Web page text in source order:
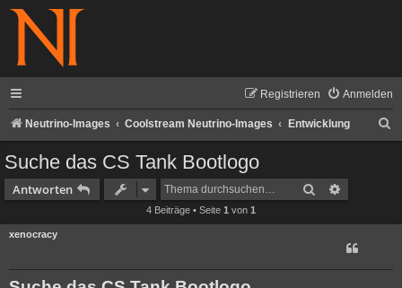
Anmelden
Registrieren
Neutrino-Images Coolstream Neutrino-Images Entwicklung
Suche das CS Tank Bootlogo
Antworten Suche
4 Beiträge • Seite 1 von 1
xenocracy